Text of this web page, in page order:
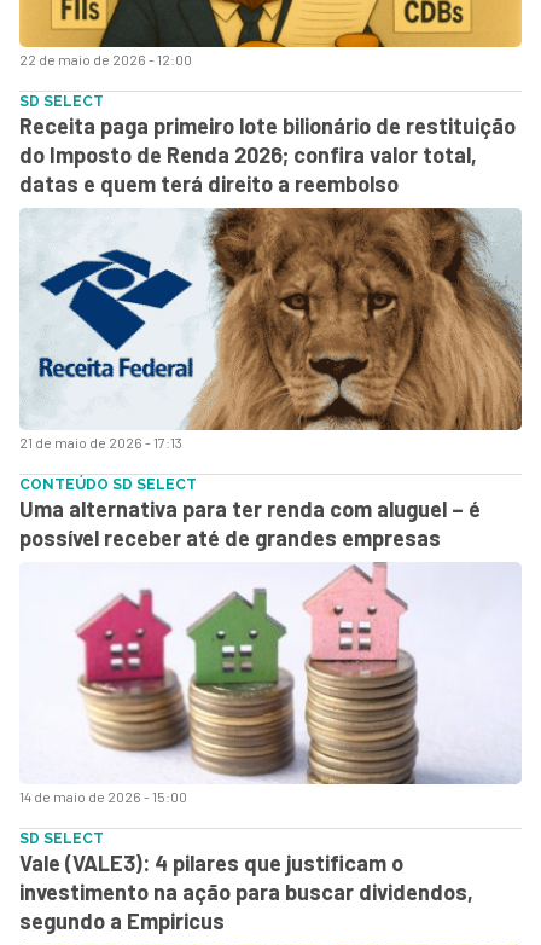
22 de maio de 2026 - 12:00
21 de maio de 2026 - 17:13
SD SELECT
Receita paga primeiro lote bilionário de restituição
do Imposto de Renda 2026; confira valor total,
datas e quem terá direito a reembolso
14 de maio de 2026 - 15:00
CONTEÚDO SD SELECT
Uma alternativa para ter renda com aluguel – é
possível receber até de grandes empresas
SD SELECT
Vale (VALE3): 4 pilares que justificam o
investimento na ação para buscar dividendos,
segundo a Empiricus